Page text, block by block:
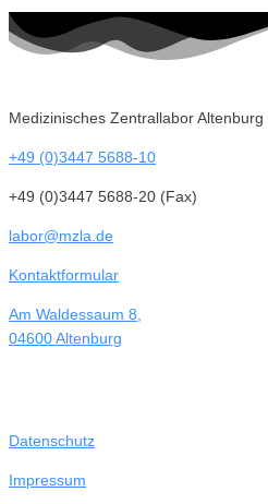
Medizinisches Zentrallabor
+49 (0)3447 5688-10
+49 (0)3447 5688-20 (Fax)
labor@mzla.de
Kontaktformular
Am Waldessaum 8,
04600 Altenburg
Datenschutz
Impressum